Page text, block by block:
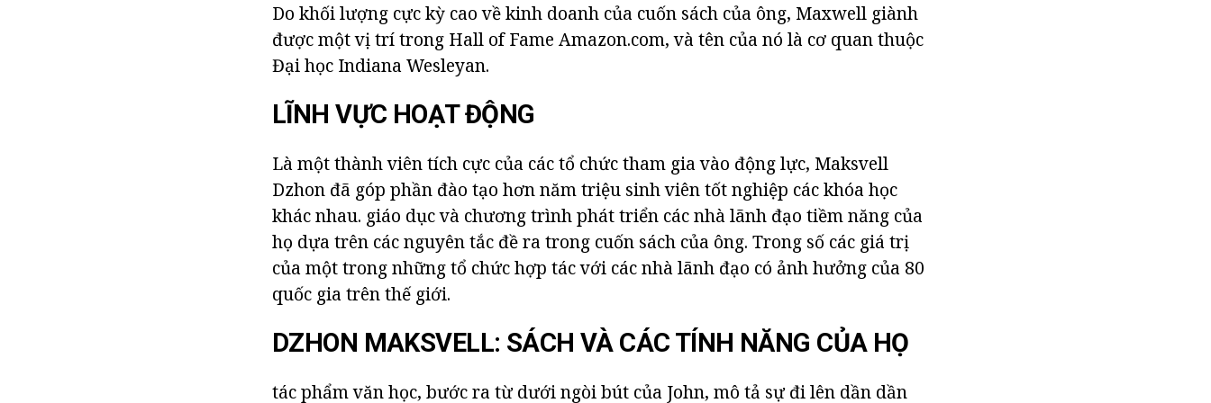
Do khối lượng cực kỳ cao về kinh doanh của cuốn sách của ông, Maxwell giành
được một vị trí trong Hall of Fame Amazon.com, và tên của nó là cơ quan thuộc
Đại học Indiana Wesleyan.
LĨNH VỰC HOẠT ĐỘNG
Là một thành viên tích cực của các tổ chức tham gia vào động lực, Maksvell
Dzhon đã góp phần đào tạo hơn năm triệu sinh viên tốt nghiệp các khóa học
khác nhau. giáo dục và chương trình phát triển các nhà lãnh đạo tiềm năng của
họ dựa trên các nguyên tắc đề ra trong cuốn sách của ông. Trong số các giá trị
của một trong những tổ chức hợp tác với các nhà lãnh đạo có ảnh hưởng của 80
quốc gia trên thế giới.
DZHON MAKSVELL: SÁCH VÀ CÁC TÍNH NĂNG CỦA HỌ
tác phẩm văn học, bước ra từ dưới ngòi bút của John, mô tả sự đi lên dần dần